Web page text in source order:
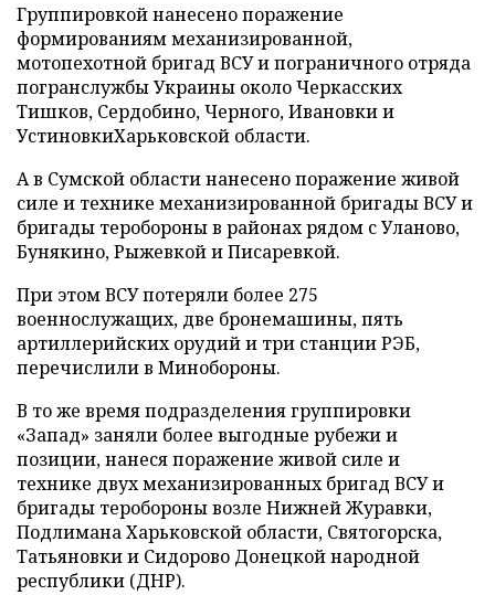
Группировкой нанесено поражение
формированиям механизированной,
мотопехотной бригад ВСУ и пограничного отряда
погранслужбы Украины около Черкасских
Тишков, Сердобино, Черного, Ивановки и
УстиновкиХарьковской области.
А в Сумской области нанесено поражение живой
силе и технике механизированной бригады ВСУ и
бригады теробороны в районах рядом с Уланово,
Бунякино, Рыжевкой и Писаревкой.
При этом ВСУ потеряли более 275
военнослужащих, две бронемашины, пять
артиллерийских орудий и три станции РЭБ,
перечислили в Минобороны.
В то же время подразделения группировки
«Запад» заняли более выгодные рубежи и
позиции, нанеся поражение живой силе и
технике двух механизированных бригад ВСУ и
бригады теробороны возле Нижней Журавки,
Подлимана Харьковской области, Святогорска,
Татьяновки и Сидорово Донецкой народной
республики (ДНР).